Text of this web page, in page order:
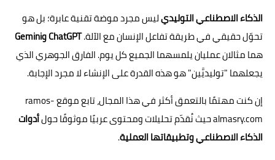
الذكاء الاصطناعي التوليديليس مجرد موضة تقنية عابرة؛ بل هو
تحوّل حقيقي في طريقة تفاعل الإنسان مع الآلة.ChatGPT وGemini
هما مثالان عمليان يلمسهما الجميع كل يوم. الفارق الجوهري الذي
يجعلهما "توليديَّين" هو هذه القدرة على الإنشاء لا مجرد الإجابة.
إن كنت مهتمًا بالتعمق أكثر في هذا المجال، تابع موقع ramos-
almasry.com حيث نُقدّم تحليلات ومحتوى عربيًا موثوقًا حول
أدوات
الذكاء الاصطناعي وتطبيقاتها العملية.